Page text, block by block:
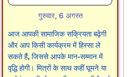
गुरुवार, 6 अगस्त
आज आपकी सामाजिक सक्रियता बढ़ेगी
और आप किसी कार्यक्रम में हिस्सा ले
सकते हैं, जिससे आपके मान-सम्मान में
वृद्धि होगी। मित्रों के साथ कहीं घूमने या